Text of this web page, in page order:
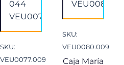
SKU:
VEU0077.009
SKU:
VEU0080.009
Caja María